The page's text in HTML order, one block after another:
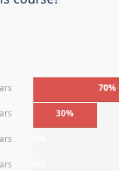
70%
30%